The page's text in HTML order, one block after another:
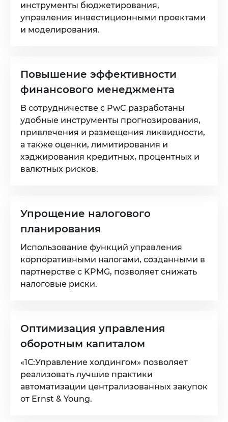
инструменты бюджетирования,
управления инвестиционными проектами
и моделирования.
Повышение эффективности
финансового менеджмента
В сотрудничестве с PwC разработаны
удобные инструменты прогнозирования,
привлечения и размещения ликвидности,
а также оценки, лимитирования и
хэджирования кредитных, процентных и
валютных рисков.
Упрощение налогового
планирования
Использование функций управления
корпоративными налогами, созданными в
партнерстве с KPMG, позволяет снижать
налоговые риски.
Оптимизация управления
оборотным капиталом
«1С:Управление холдингом» позволяет
реализовать лучшие практики
автоматизации централизованных закупок
от Ernst & Young.